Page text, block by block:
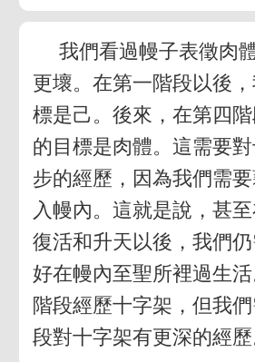
我們看過幔子表徵肉
更壞。在第一階段以後
標是己。後來，在第四
的目標是肉體。這需要
步的經歷，因為我們需
入幔內。這就是說，甚
復活和升天以後，我們仍
好在幔內至聖所裡過生
階段經歷十字架，但我
段對十字架有更深的經歷